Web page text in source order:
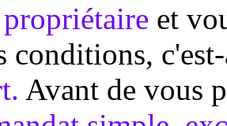
propriétaire et
conditions,
Avant de vous